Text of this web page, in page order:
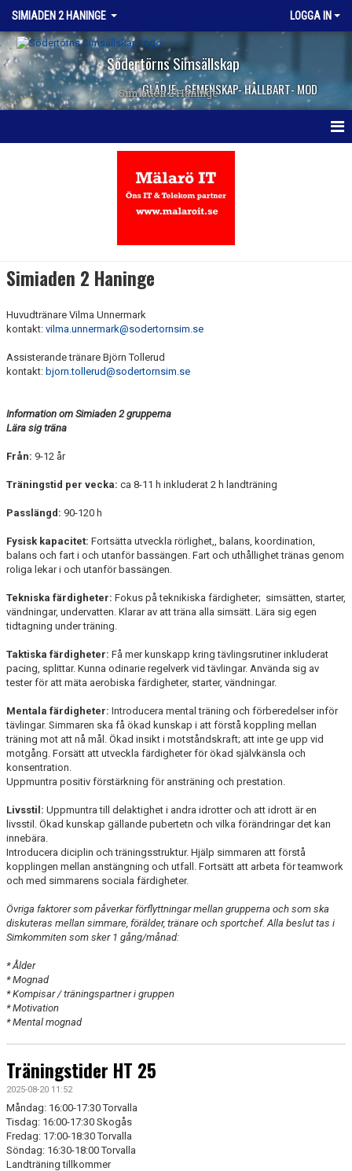
SIMIADEN 2 HANINGE LOGGA IN
Södertörns Simsällskap
GLÄDJE - GEMENSKAP- HÅLLBART- MOD
Simiaden 2 Haninge
Simiaden 2 Haninge
Huvudtränare Vilma Unnermark
kontakt: vilma.unnermark@sodertornsim.se
Assisterande tränare Björn Tollerud
kontakt: bjorn.tollerud@sodertornsim.se
Information om Simiaden 2 grupperna
Lära sig träna
Från: 9-12 år
Träningstid per vecka: ca 8-11 h inkluderat 2 h landträning
Passlängd: 90-120 h
Fysisk kapacitet: Fortsätta utveckla rörlighet,, balans, koordination,
balans och fart i och utanför bassängen. Fart och uthållighet tränas genom
roliga lekar i och utanför bassängen.
Tekniska färdigheter: Fokus på teknikiska färdigheter; simsätten, starter,
vändningar, undervatten. Klarar av att träna alla simsätt. Lära sig egen
tidtagning under träning.
Taktiska färdigheter: Få mer kunskapp kring tävlingsrutiner inkluderat
pacing, splittar. Kunna odinarie regelverk vid tävlingar. Använda sig av
tester för att mäta aerobiska färdigheter, starter, vändningar.
Mentala färdigheter: Introducera mental träning och förberedelser inför
tävlingar. Simmaren ska få ökad kunskap i att förstå koppling mellan
träning mot att nå mål. Ökad insikt i motståndskraft; att inte ge upp vid
motgång. Forsätt att utveckla färdigheter för ökad självkänsla och
konsentration.
Uppmuntra positiv förstärkning för ansträning och prestation.
Livsstil: Uppmuntra till delaktighet i andra idrotter och att idrott är en
livsstil. Ökad kunskap gällande pubertetn och vilka förändringar det kan
innebära.
Introducera diciplin och träningsstruktur. Hjälp simmaren att förstå
kopplingen mellan anstängning och utfall. Fortsätt att arbeta för teamwork
och med simmarens sociala färdigheter.
Övriga faktorer som påverkar förflyttningar mellan grupperna och som ska
diskuteras mellan simmare, förälder, tränare och sportchef. Alla beslut tas i
Simkommiten som sker 1 gång/månad:
* Ålder
* Mognad
* Kompisar / träningspartner i gruppen
* Motivation
* Mental mognad
Träningstider HT 25
2025-08-20 11:52
Måndag: 16:00-17:30 Torvalla
Tisdag: 16:00-17:30 Skogås
Fredag: 17:00-18:30 Torvalla
Söndag: 16:30-18:00 Torvalla
Landträning tillkommer